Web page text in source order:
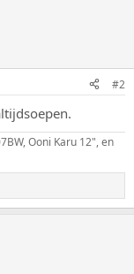
#2
Ooni Karu 12", en